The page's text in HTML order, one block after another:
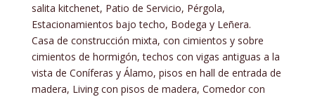
salita kitchenet, Patio de Servicio, Pérgola,
Estacionamientos bajo techo, Bodega y Leñera.
Casa de construcción mixta, con cimientos y sobre
cimientos de hormigón, techos con vigas antiguas a la
vista de Coníferas y Álamo, pisos en hall de entrada de
madera, Living con pisos de madera, Comedor con